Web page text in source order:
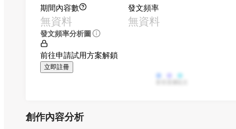
期間內容數
無資料
發文頻率
無資料
發文頻率分析圖
前往申請試用方案解鎖
立即註冊
創作內容分析